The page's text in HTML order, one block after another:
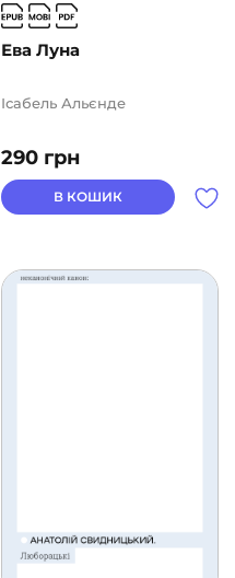
Ева Луна
290 грн
Ісабель Альєнде
В КОШИК